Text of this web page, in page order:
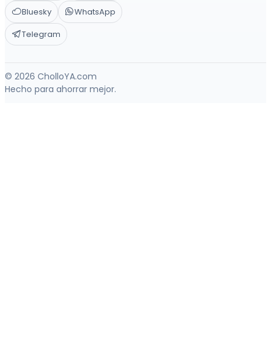
Bluesky
WhatsApp
Telegram
© 2026 CholloYA.com
Hecho para ahorrar mejor.